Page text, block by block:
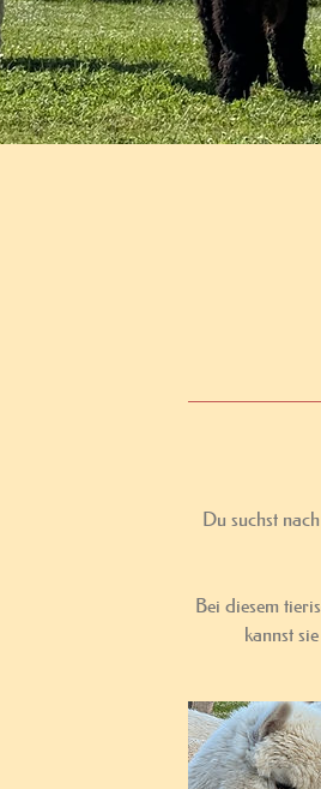
Du suchst
Bei diesem
kannst